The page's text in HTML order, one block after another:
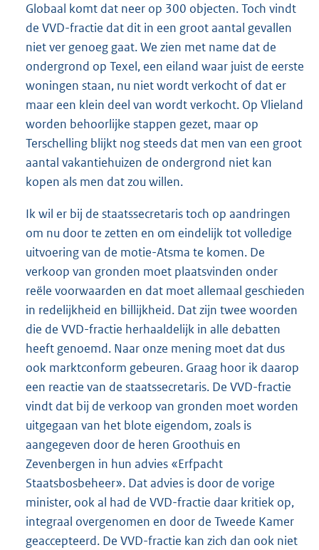
Globaal komt dat neer op 300 objecten. Toch vindt
de VVD-fractie dat dit in een groot aantal gevallen
niet ver genoeg gaat. We zien met name dat de
ondergrond op Texel, een eiland waar juist de eerste
woningen staan, nu niet wordt verkocht of dat er
maar een klein deel van wordt verkocht. Op Vlieland
worden behoorlijke stappen gezet, maar op
Terschelling blijkt nog steeds dat men van een groot
aantal vakantiehuizen de ondergrond niet kan
kopen als men dat zou willen.
Ik wil er bij de staatssecretaris toch op aandringen
om nu door te zetten en om eindelijk tot volledige
uitvoering van de motie-Atsma te komen. De
verkoop van gronden moet plaatsvinden onder
reële voorwaarden en dat moet allemaal geschieden
in redelijkheid en billijkheid. Dat zijn twee woorden
die de VVD-fractie herhaaldelijk in alle debatten
heeft genoemd. Naar onze mening moet dat dus
ook marktconform gebeuren. Graag hoor ik daarop
een reactie van de staatssecretaris. De VVD-fractie
vindt dat bij de verkoop van gronden moet worden
uitgegaan van het blote eigendom, zoals is
aangegeven door de heren Groothuis en
Zevenbergen in hun advies «Erfpacht
Staatsbosbeheer». Dat advies is door de vorige
minister, ook al had de VVD-fractie daar kritiek op,
integraal overgenomen en door de Tweede Kamer
geaccepteerd. De VVD-fractie kan zich dan ook niet